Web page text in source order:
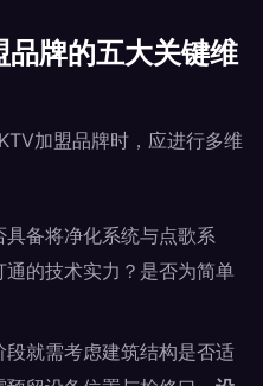
牌的五大关键维
加盟品牌时，应进行多维
具备将净化系统与点歌系
的技术实力？是否为简单
段就需考虑建筑结构是否适